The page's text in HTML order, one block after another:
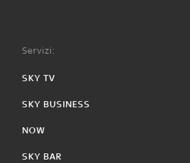
Servizi:
SKY TV
SKY BUSINESS
NOW
SKY BAR